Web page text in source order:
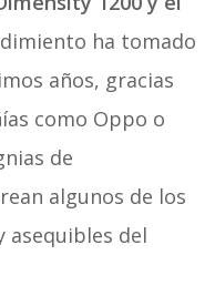
ha tomado
años, gracias
como Oppo o
de
algunos de los
asequibles del